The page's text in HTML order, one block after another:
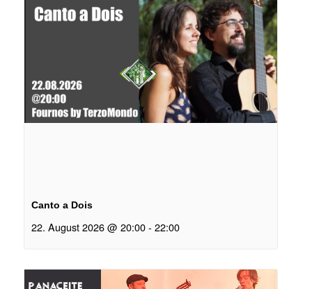
Canto a Dois
22. August 2026 @ 20:00 - 22:00